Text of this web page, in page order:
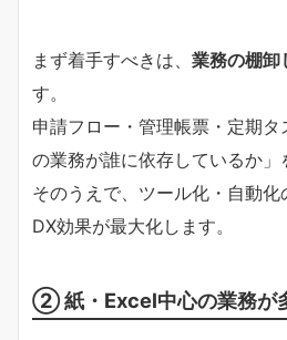
まず着手すべきは、 業務の棚卸
す。
申請フロー・管理帳票・定期
の業務が誰に依存しているか」
そのうえで、ツール化・自動化
DX効果が最大化します。
② 紙・Excel中心の業務が